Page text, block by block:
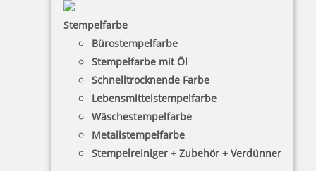
Stempelfarbe
Bürostempelfarbe
Stempelfarbe mit Öl
Schnelltrocknende Farbe
Lebensmittelstempelfarbe
Wäschestempelfarbe
Metallstempelfarbe
Stempelreiniger + Zubehör + Verdünner